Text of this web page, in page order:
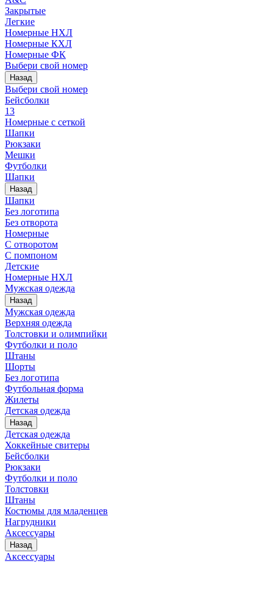
Закрытые
Легкие
Номерные НХЛ
Номерные КХЛ
Номерные ФК
Выбери свой номер
Назад
Выбери свой номер
Бейсболки
13
Номерные с сеткой
Шапки
Рюкзаки
Мешки
Футболки
Шапки
Назад
Шапки
Без логотипа
Без отворота
Номерные
С отворотом
С помпоном
Детские
Номерные НХЛ
Мужская одежда
Назад
Мужская одежда
Верхняя одежда
Толстовки и олимпийки
Футболки и поло
Штаны
Шорты
Без логотипа
Футбольная форма
Жилеты
Детская одежда
Назад
Детская одежда
Хоккейные свитеры
Бейсболки
Рюкзаки
Футболки и поло
Толстовки
Штаны
Костюмы для младенцев
Нагрудники
Аксессуары
Назад
Аксессуары